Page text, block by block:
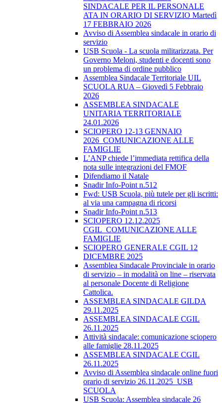
SINDACALE PER IL PERSONALE
ATA IN ORARIO DI SERVIZIO Martedì
17 FEBBRAIO 2026
Avviso di Assemblea sindacale in orario di
servizio
USB Scuola - La scuola militarizzata. Per
Governo Meloni, studenti e docenti sono
un problema di ordine pubblico
Assemblea Sindacale Territoriale UIL
SCUOLA RUA – Giovedì 5 Febbraio
2026
ASSEMBLEA SINDACALE
UNITARIA TERRITORIALE
24.01.2026
SCIOPERO 12-13 GENNAIO
2026_COMUNICAZIONE ALLE
FAMIGLIE
L’ANP chiede l’immediata rettifica della
nota sulle integrazioni del FMOF
Difendiamo il Natale
Snadir Info-Point n.512
Fwd: USB Scuola, più tutele per gli iscritti:
al via una campagna di ricorsi
Snadir Info-Point n.513
SCIOPERO 12.12.2025
CGIL_COMUNICAZIONE ALLE
FAMIGLIE
SCIOPERO GENERALE CGIL 12
DICEMBRE 2025
Assemblea Sindacale Provinciale in orario
di servizio – in modalità on line – riservata
al personale Docente di Religione
Cattolica.
ASSEMBLEA SINDACALE GILDA
29.11.2025
ASSEMBLEA SINDACALE CGIL
26.11.2025
Attività sindacale: comunicazione sciopero
alle famiglie 28.11.2025
ASSEMBLEA SINDACALE CGIL
26.11.2025
Avviso di Assemblea sindacale online fuori
orario di servizio 26.11.2025_USB
SCUOLA
USB Scuola: Assemblea sindacale 26